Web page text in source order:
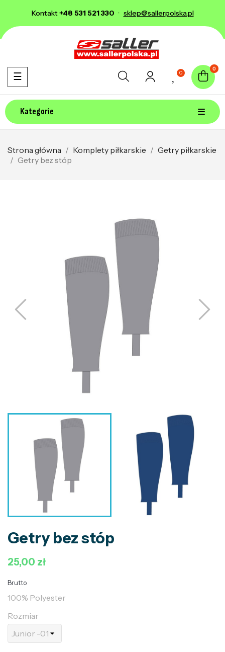
Kontakt+48 531 521 330 · sklep@sallerpolska.pl
0
0
Kategorie
Toggle navigation
☰
Strona główna Komplety piłkarskie
Getry piłkarskie
Getry bez stóp
Getry bez stóp
25,00 zł
Brutto
100% Polyester
Rozmiar